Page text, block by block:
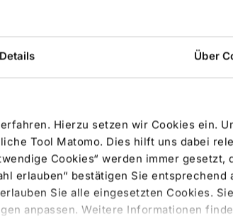
Details Über
Hierzu setzen wir Cookies ein.
Tool Matomo. Dies hilft uns dabei
Cookies“ werden immer gesetzt,
erlauben“ bestätigen Sie entsprechend
Sie alle eingesetzten Cookies.
anpassen. Weitere Informationen
Bad Neustadt, ist die
dass man Menschen
jedes Einzelnen zu
zu sprechen und
dem Landkreis Rhön-
die diesen Tag
sehen.
diese aufrechterhalten kann.
wichtig, etwas für sich und